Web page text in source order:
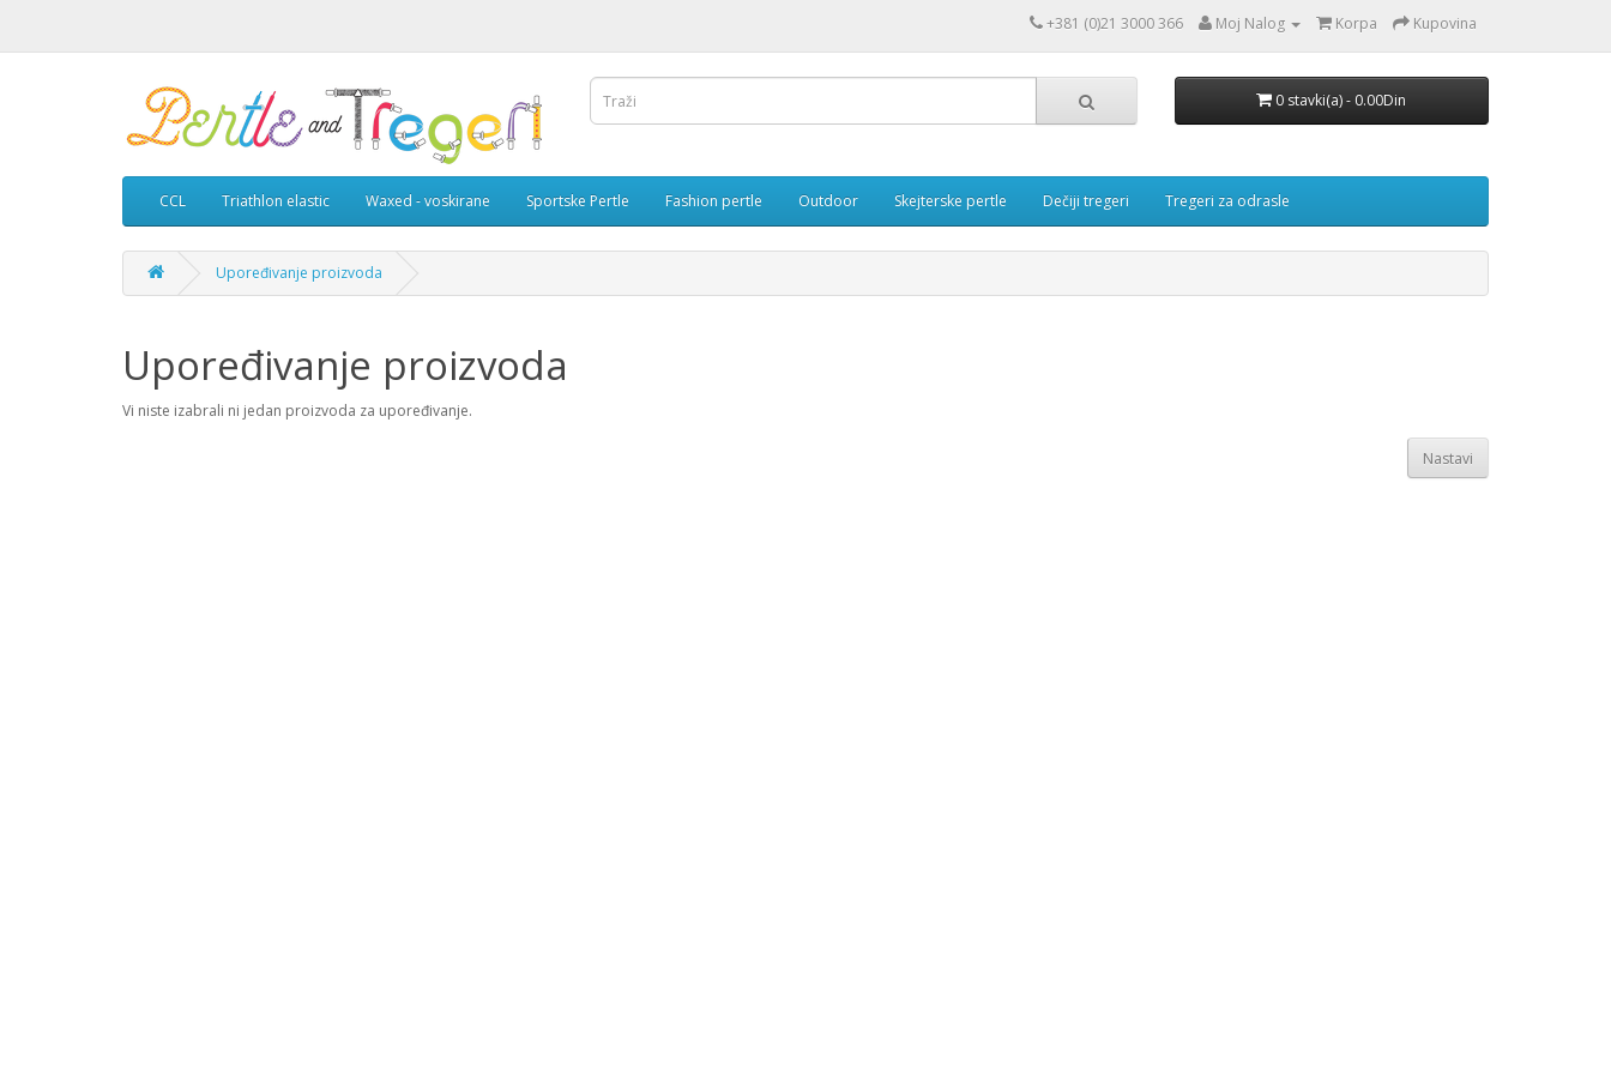
+381 (0)21 3000 366 Moj Nalog Korpa Kupovina
0 stavki(a) - 0.00Din
CCL Triathlon elastic Waxed - voskirane Sportske Pertle Fashion pertle Outdoor Skejterske pertle Dečiji tregeri Tregeri za odrasle
Upoređivanje proizvoda
Upoređivanje proizvoda
Vi niste izabrali ni jedan proizvoda za upoređivanje.
Nastavi